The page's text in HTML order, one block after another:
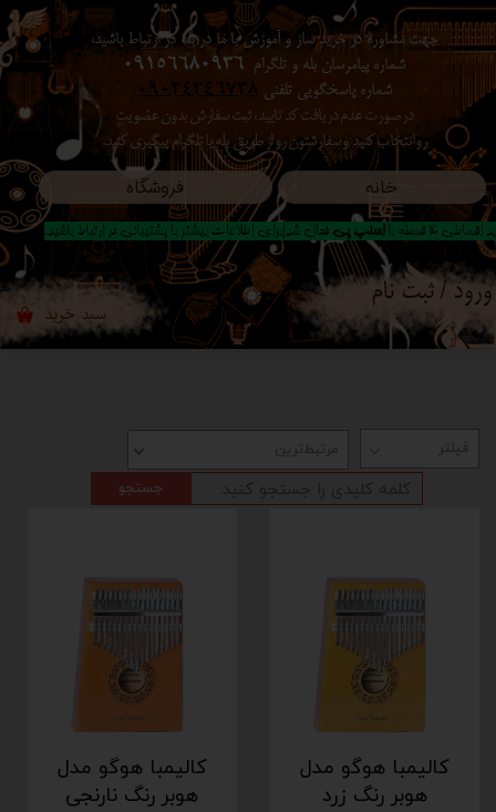
خانه فروشگاه
جهت مشاوره در خرید ساز و آموزش با ما در بله در ارتباط باشید،
شماره پیامرسان بله و تلگرام 09156680936
شماره پاسخگویی تلفنی 09024346738
در صورت عدم دریافت کد تایید ، ثبت سفارش بدون عضویت
رو انتخاب کنید ​​​​​​​ و سفارشتون رو از طریق بله یا تلگرام پیگیری کنید.
۰ سبد خرید
ورود / ثبت نام
حساب کاربری من
تغییر گذر واژه
سفارشات
خروج از حساب کاربری
اقساطی 4 قسطه با اسنپ پی فعال شد|برای اطلاعات بیشتر با پشتیبانی در ارتباط باشید..
مرتبط‌ترین
کالیمبا هوگو مدل
هوبر رنگ زرد
کالیمبا هوگو مدل
هوبر رنگ نارنجی
جستجو